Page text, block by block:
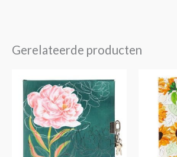
Gerelateerde producten